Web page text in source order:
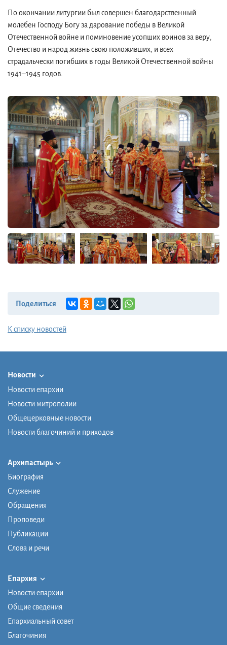
По окончании литургии был совершен благодарственный
молебен Господу Богу за дарование победы в Великой
Отечественной войне и поминовение усопших воинов за веру,
Отечество и народ жизнь свою положивших, и всех
страдальчески погибших в годы Великой Отечественной войны
1941–1945 годов.
Поделиться
К списку новостей
Новости
Новости епархии
Новости митрополии
Общецерковные новости
Новости благочиний и приходов
Архипастырь
Биография
Служение
Обращения
Проповеди
Публикации
Слова и речи
Епархия
Новости епархии
Общие сведения
Епархиальный совет
Благочиния